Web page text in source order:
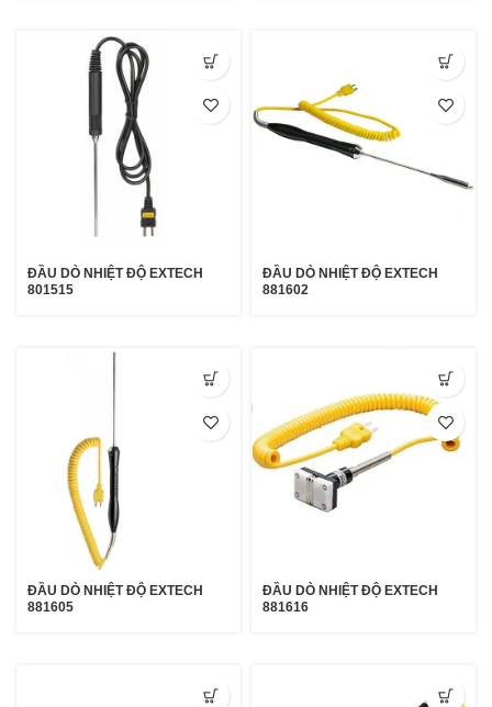
ĐẦU DÒ NHIỆT ĐỘ EXTECH
801515
ĐẦU DÒ NHIỆT ĐỘ EXTECH
881602
ĐẦU DÒ NHIỆT ĐỘ EXTECH
881605
ĐẦU DÒ NHIỆT ĐỘ EXTECH
881616